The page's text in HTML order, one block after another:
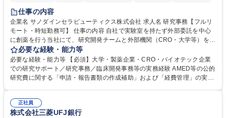
仕事の内容
企業名 サノダインセラピューティクス株式会社 求人名 研究事務【フルリ
モート・時短勤務可】 仕事の内容 自社で実験室を持たず外部委託を中心
に創薬を行う当社にて、研究開発チームと外部機関（CRO・大学等）をつ
なぐハブとして、契約・発注・予算管理などの研究事務全般をお任せしま
す。 ■見積取得、発注、検収、請求処理等の事務手続き ■委託先との定例
会議の調整・アジェンダ準備・議事録作成 ■研究報告書、試験関連資料、
SOP等の整備・版管理・保管 ■研究開発の進捗・タイムライン・予算執行
集職種 研究事務【フルリモート・時短勤務可】
必要な経験・能力等
必要な経験・能力等 【必須】大学・製薬企業・CRO・バイオテック企業
での研究サポート／研究事務／臨床開発事務等の実務経験 AMED等の公的
研究費に関する「申請・報告書類の作成補助」および「経費管理」の実務
き方について】フルリモートやハイブリッド勤務、時短勤務など個々のラ
イフスタイルに応じた柔軟な働き方が可能です。育児や介護との両立も応
正社員
株式会社三菱UFJ銀行